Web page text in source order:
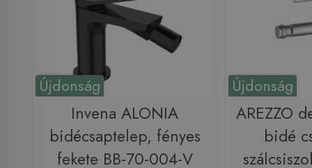
Újdonság
Invena ALONIA
bidécsaptelep, fényes
fekete BB-70-004-V
Újdonság
AREZZO
bidé